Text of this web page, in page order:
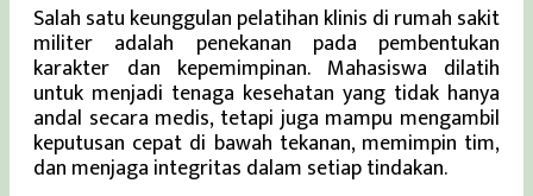
Salah satu keunggulan pelatihan klinis di rumah sakit
militer adalah penekanan pada pembentukan
karakter dan kepemimpinan. Mahasiswa dilatih
untuk menjadi tenaga kesehatan yang tidak hanya
andal secara medis, tetapi juga mampu mengambil
keputusan cepat di bawah tekanan, memimpin tim,
dan menjaga integritas dalam setiap tindakan.